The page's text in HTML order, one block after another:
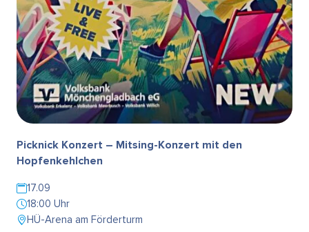
Picknick Konzert – Mitsing-Konzert mit den
Hopfenkehlchen
17.09
18:00 Uhr
HÜ-Arena am Förderturm